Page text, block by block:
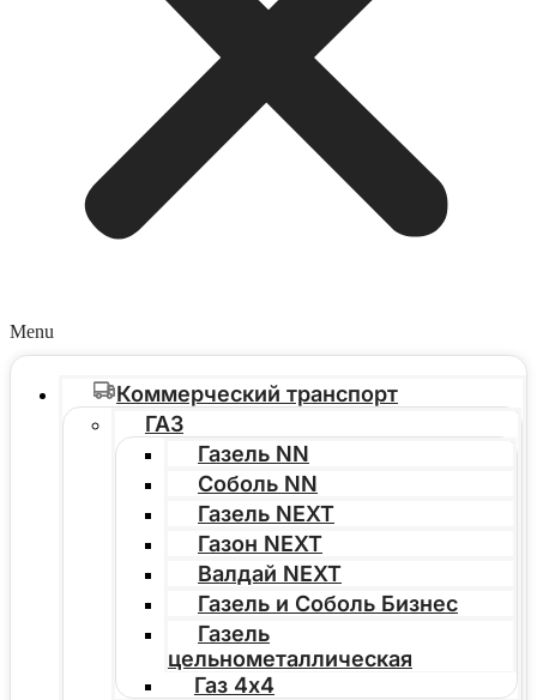
Menu
Коммерческий транспорт
ГАЗ
Газель NN
Соболь NN
Газель NEXT
Газон NEXT
Валдай NEXT
Газель и Соболь Бизнес
Газель
цельнометаллическая
Газ 4х4